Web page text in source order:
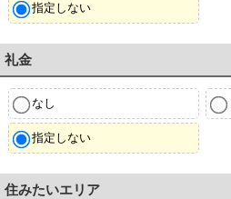
指定しない
礼金
なし
指定しない
住みたいエリア